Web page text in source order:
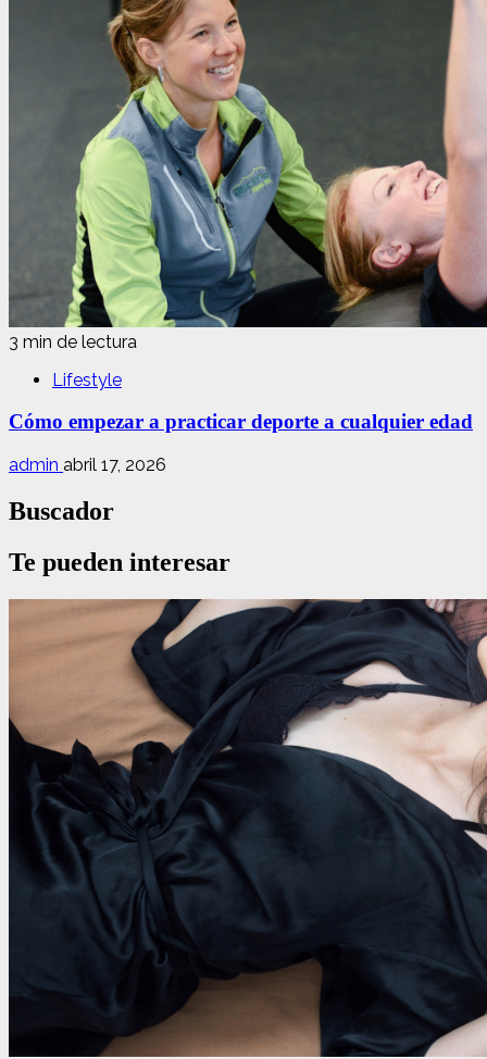
3 min de lectura
Lifestyle
Cómo empezar a practicar deporte a cualquier edad
admin abril 17, 2026
Buscador
Te pueden interesar